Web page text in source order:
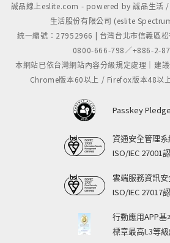
誠品線上eslite.com - powered by 誠品生活
生活股份有限公司 (eslite
統一編號：27952966 | 台灣台北市信義區
0800-666-798／+886-2-
本網站已依台灣網站內容分級規定處理｜建
Chrome版本60以上 / Firefox版本48以
Passkey Pledge
資通安全管理
ISO/IEC 27001
雲端服務資訊
ISO/IEC 27017
行動應用APP基
標章最高L3等